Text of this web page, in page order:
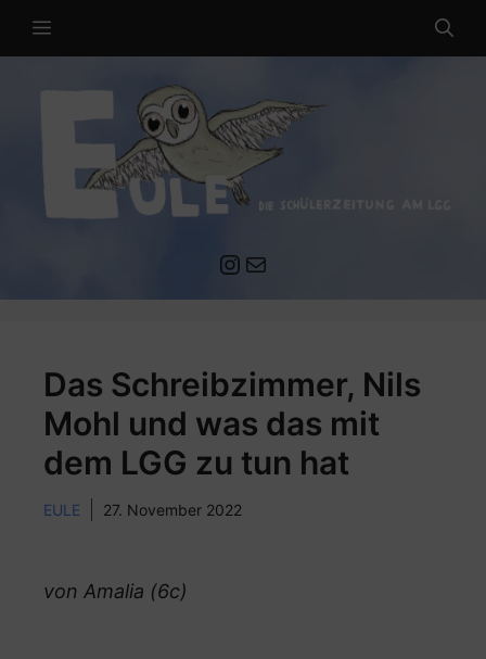
MENÜ
Instagram
Mail an die EULE Redaktion
Das Schreibzimmer, Nils
Mohl und was das mit
dem LGG zu tun hat
EULE 27. November 2022
von Amalia (6c)